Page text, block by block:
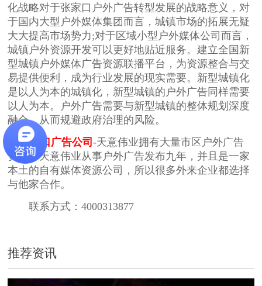
化战略对于张家口户外广告转型发展的战略意义，对
于国内大型户外媒体集团而言，城镇市场的拓展无疑
大大提高市场势力;对于区域小型户外媒体公司而言，
城镇户外资源开发可以更好地贴近服务。建立全国新
型城镇户外媒体广告资源联播平台，为资源整合与交
易提供便利，成为行业发展的现实需要。新型城镇化
是以人为本的城镇化，新型城镇的户外广告同样需要
以人为本。户外广告需要与新型城镇的整体规划深度
融合，从而规避政府治理的风险。
张家口广告公司-天意伟业拥有大量市区户外广告
资源，天意伟业从事户外广告发布九年，并且是一家
本土的自有媒体资源公司，所以很多外来企业都选择
与他家合作。
联系方式：4000313877
推荐资讯